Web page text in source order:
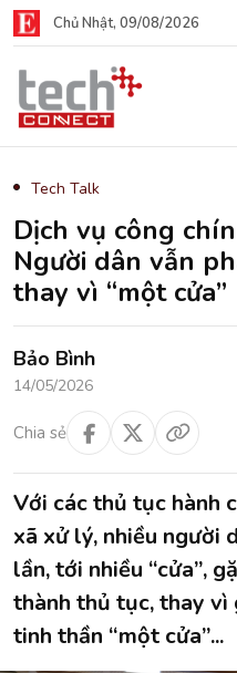
Chủ Nhật, 09/08/2026
Tech Talk
Dịch vụ công
Người dân vẫn
thay vì “một cửa”
Bảo Bình
14/05/2026
Chia sẻ
Với các thủ tục hành
xã xử lý, nhiều người
lần, tới nhiều “cửa”,
thành thủ tục, thay
tinh thần “một cửa”...